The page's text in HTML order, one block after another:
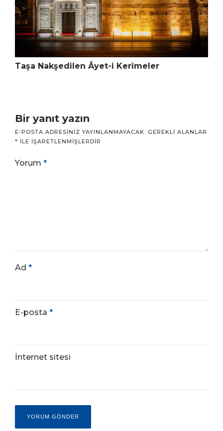
Taşa Nakşedilen Âyet-i Kerîmeler
Bir yanıt yazın
E-POSTA ADRESINIZ YAYINLANMAYACAK. GEREKLI ALANLAR
* ILE IŞARETLENMIŞLERDIR
Yorum *
Ad *
E-posta *
İnternet sitesi